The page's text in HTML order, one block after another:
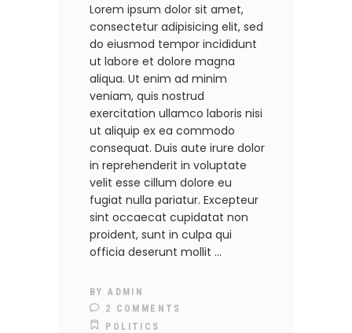
Lorem ipsum dolor sit amet,
consectetur adipisicing elit, sed
do eiusmod tempor incididunt
ut labore et dolore magna
aliqua. Ut enim ad minim
veniam, quis nostrud
exercitation ullamco laboris nisi
ut aliquip ex ea commodo
consequat. Duis aute irure dolor
in reprehenderit in voluptate
velit esse cillum dolore eu
fugiat nulla pariatur. Excepteur
sint occaecat cupidatat non
proident, sunt in culpa qui
officia deserunt mollit
BYADMIN
2 COMMENTS
POLITICS